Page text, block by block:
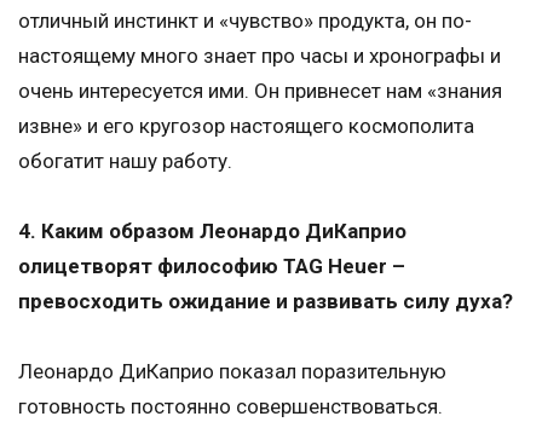
отличный инстинкт и «чувство» продукта, он по-
настоящему много знает про часы и хронографы и
очень интересуется ими. Он привнесет нам «знания
извне» и его кругозор настоящего космополита
обогатит нашу работу.
4. Каким образом Леонардо ДиКаприо
олицетворят философию TAG Heuer –
превосходить ожидание и развивать силу духа?
Леонардо ДиКаприо показал поразительную
готовность постоянно совершенствоваться.